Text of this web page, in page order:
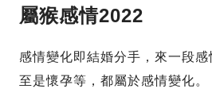
屬猴感情2022
感情變化即結婚分手，來一段
至是懷孕等，都屬於感情變化。